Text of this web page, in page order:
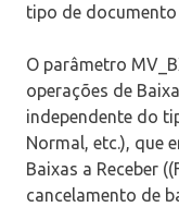
tipo de documento
O parâmetro
operações de
independente do
Normal, etc.), que
Baixas a Receber
cancelamento de